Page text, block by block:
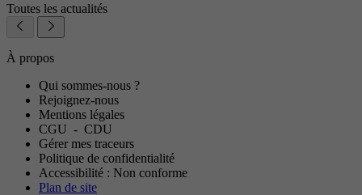
Toutes les actualités
À propos
Qui sommes-nous ?
Rejoignez-nous
Mentions légales
CGU - CDU
Gérer mes traceurs
Politique de confidentialité
Accessibilité : Non conforme
Plan de site